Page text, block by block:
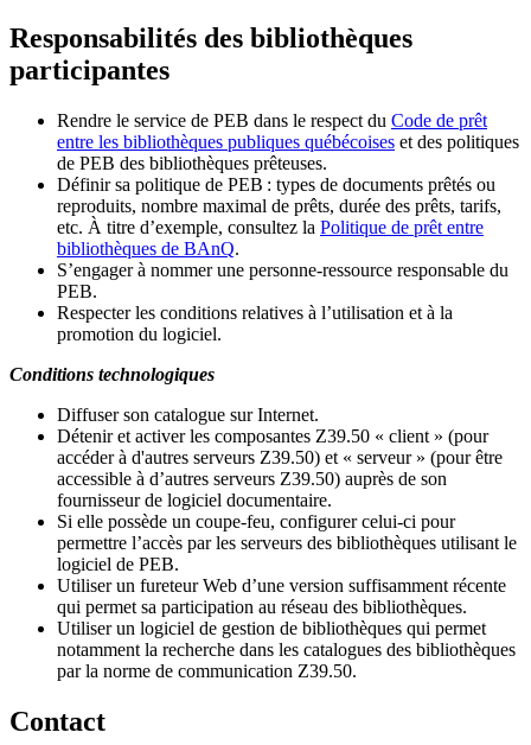
Responsabilités des bibliothèques
participantes
Rendre le service de PEB dans le respect du Code de prêt
entre les bibliothèques publiques québécoises et des politiques
de PEB des bibliothèques prêteuses.
Définir sa politique de PEB : types de documents prêtés ou
reproduits, nombre maximal de prêts, durée des prêts, tarifs,
etc. À titre d’exemple, consultez la Politique de prêt entre
bibliothèques de BAnQ.
S’engager à nommer une personne-ressource responsable du
PEB.
Respecter les conditions relatives à l’utilisation et à la
promotion du logiciel.
Conditions technologiques
Diffuser son catalogue sur Internet.
Détenir et activer les composantes Z39.50 « client » (pour
accéder à d'autres serveurs Z39.50) et « serveur » (pour être
accessible à d’autres serveurs Z39.50) auprès de son
fournisseur de logiciel documentaire.
Si elle possède un coupe-feu, configurer celui-ci pour
permettre l’accès par les serveurs des bibliothèques utilisant le
logiciel de PEB.
Utiliser un fureteur Web d’une version suffisamment récente
qui permet sa participation au réseau des bibliothèques.
Utiliser un logiciel de gestion de bibliothèques qui permet
notamment la recherche dans les catalogues des bibliothèques
par la norme de communication Z39.50.
Contact